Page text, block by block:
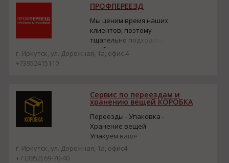
автомобильные
перевозки из Китая, а
также, авиа-,
железнодорожные и
морские перевозки,
экспедирование гр...
ПРОФПЕРЕЕЗД
Мы ценим время наших
клиентов, поэтому
тщательно подходим к
подбору персонала:
каждый наш грузчик
приходят вовремя и
работают активно. А
наши клиенты получают
работу, выполненную
качественно и в срок. Н...
г. Иркутск, ул. Дорожная, 1а, офис 4
+73952415110
Сервис по переездам и
хранению вещей КОРОБКА
Переезды - Упаковка -
Хранение вещей
Упакуем ваше
имущество для
переезда. Перевезём
г. Иркутск, ул. Дорожная, 1а, офис4
+7 (3952) 69-70-40